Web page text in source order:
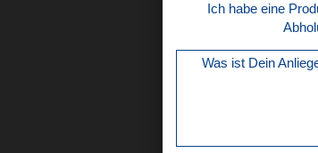
Ich habe eine
Was ist Dein